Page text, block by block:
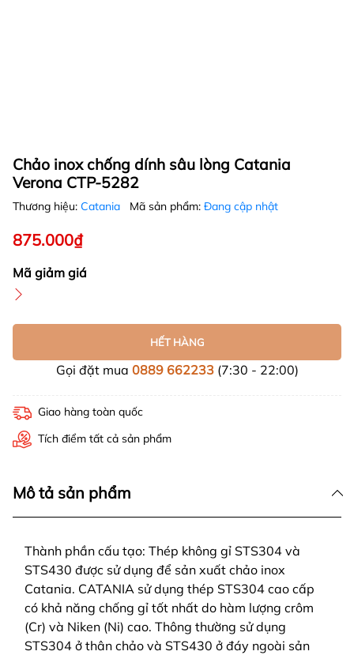
Chảo inox chống dính sâu lòng Catania
Verona CTP-5282
Thương hiệu: Catania Mã sản phẩm: Đang cập nhật
875.000₫
Mã giảm giá
HẾT HÀNG
Gọi đặt mua 0889 662233(7:30 - 22:00)
Giao hàng toàn quốc
Tích điểm tất cả sản phẩm
Mô tả sản phẩm
Thành phần cấu tạo: Thép không gỉ STS304 và
STS430 được sử dụng để sản xuất chảo inox
Catania. CATANIA sử dụng thép STS304 cao cấp
có khả năng chống gỉ tốt nhất do hàm lượng crôm
(Cr) và Niken (Ni) cao. Thông thường sử dụng
STS304 ở thân chảo và STS430 ở đáy ngoài sản